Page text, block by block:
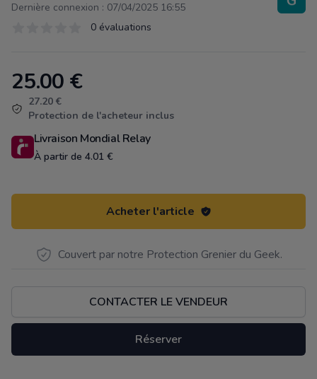
Dernière connexion : 07/04/2025 16:55
0 évaluations
Product information
25.00 €
27.20 €
Protection de l'acheteur inclus
Livraison Mondial Relay
À partir de 4.01 €
Acheter l'article
Couvert par notre Protection Grenier du Geek.
CONTACTER LE VENDEUR
Réserver